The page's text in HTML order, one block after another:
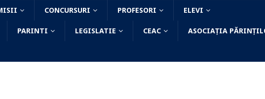
CONCURSURI PROFESORI ELEVI
PARINTI LEGISLATIE CEAC ASOCIAȚIA